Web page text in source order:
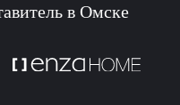
в Омске